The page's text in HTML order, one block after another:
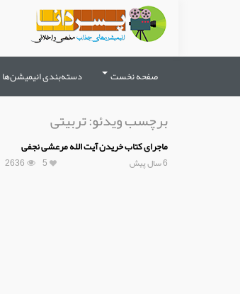
صفحه نخست دسته‌بندی انیمیشن‌ها
برچسب ویدئو:تربیتی
ماجرای کتاب خریدن آیت الله مرعشی نجفی
6 سال پیش 2636 5